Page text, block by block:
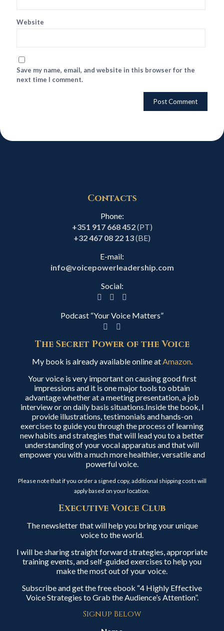
Website
Save my name, email, and website in this browser for the
next time I comment.
Contacts
Phone:
+351 917 668 452(PT)
+32 467 08 22 13(BE)
E-mail:
info@voicepowerleadership.com
Social:
Podcast “Your Voice Matters”
The Secret Power of the Voice
My book is already available online atAmazon.
Your voice is very important on causing good first
impressions and it is one major tools to obtain
advantage whether at a meeting presentation, a job
interview or on daily basis situations.Inside the book, I
provide illustrations, testimonials and hands-on
exercises to guide you through the process of learning
new habits and strategies that will lead you to a better
understanding of your vocal apparatus and that will
empower you with a much more healthier, versatile and
powerful voice.
Please note that if you order a signed copy, additional shipping costs will
apply based on your location.
Executive Voice Club
The newsletter that will help you bring your unique
voice to the world.
I will be sharing straight forward strategies, appropriate
training events, and self-guided exercises to help you
make the most out of your voice.
Subscribe and get the free ebook “4 Highly Effective
Voice Strategies to Grab the Audience’s Attention”.
Signup Below